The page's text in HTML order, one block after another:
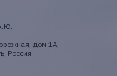
дом 1А,
Россия